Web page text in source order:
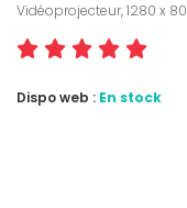
Vidéoprojecteur, 1280 x
Dispo web : En stock